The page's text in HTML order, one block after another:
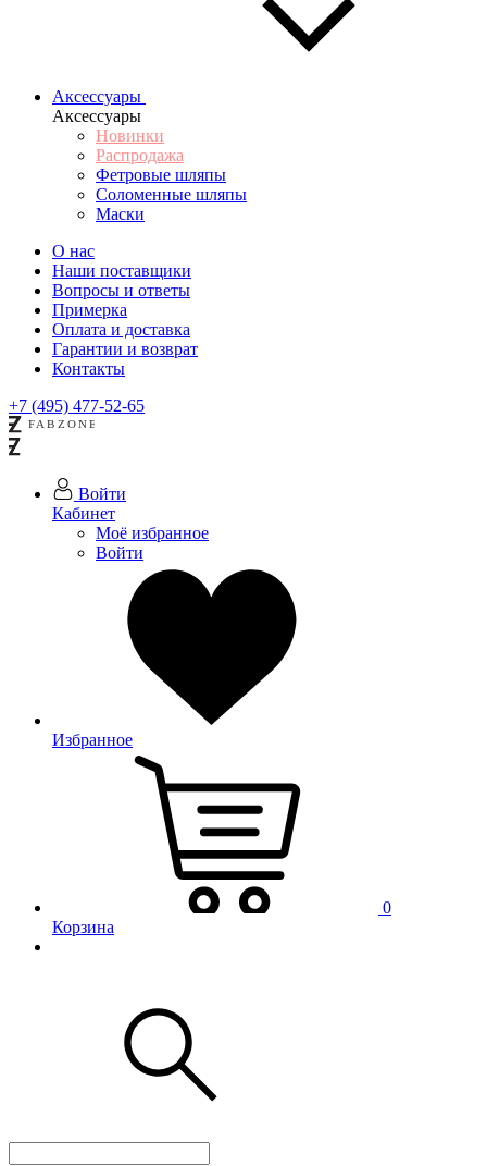
Аксессуары
Аксессуары
Новинки
Распродажа
Фетровые шляпы
Соломенные шляпы
Маски
О нас
Наши поставщики
Вопросы и ответы
Примерка
Оплата и доставка
Гарантии и возврат
Контакты
+7 (495) 477-52-65
Войти
Кабинет
Моё избранное
Войти
Избранное
0
Корзина